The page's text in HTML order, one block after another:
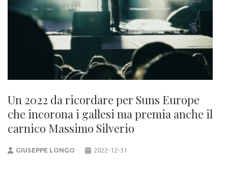
Un 2022 da ricordare per Suns Europe
che incorona i gallesi ma premia anche il
carnico Massimo Silverio
GIUSEPPE LONGO 2022-12-31